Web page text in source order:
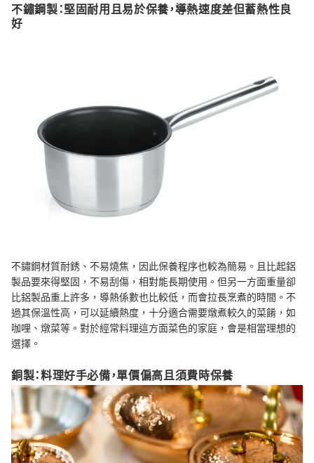
不鏽鋼製：堅固耐用且易於保養，導熱速度差但蓄熱性良
好
不鏽鋼材質耐銹、不易燒焦，因此保養程序也較為簡易。且比起鋁
製品要來得堅固，不易刮傷，相對能長期使用。但另一方面重量卻
比鋁製品重上許多，導熱係數也比較低，而會拉長烹煮的時間。不
過其保溫性高，可以延續熱度，十分適合需要燉煮較久的菜餚，如
咖哩、燉菜等。對於經常料理這方面菜色的家庭，會是相當理想的
選擇。
銅製：料理好手必備，單價偏高且須費時保養